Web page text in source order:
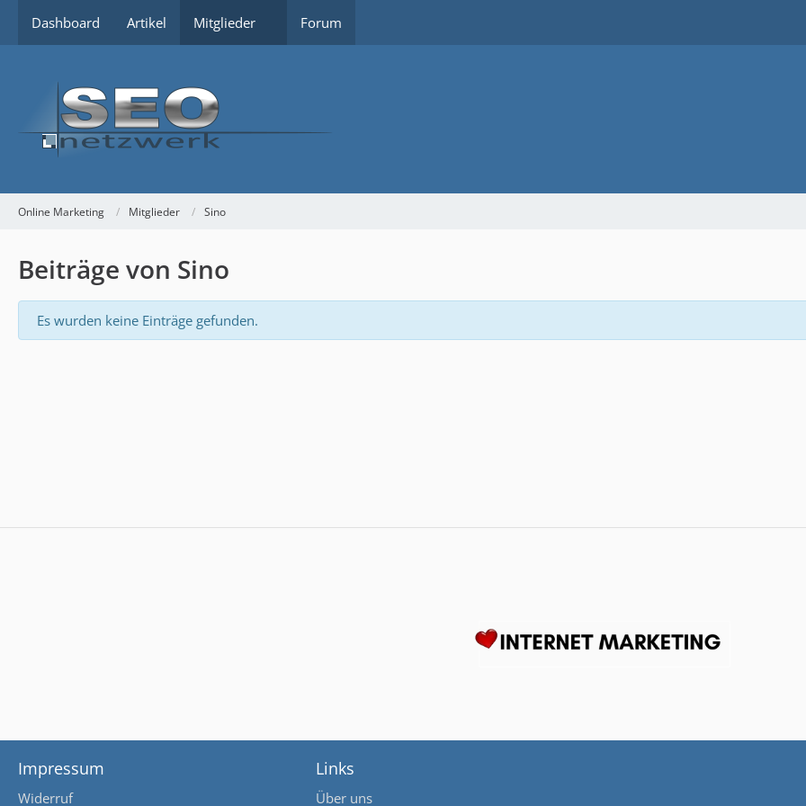
Dashboard Artikel Mitglieder Forum
Online Marketing Mitglieder Sino
Beiträge von Sino
Es wurden keine Einträge gefunden.
Impressum
Widerruf
Links
Über uns